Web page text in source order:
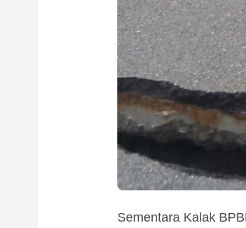
Sementara Kalak